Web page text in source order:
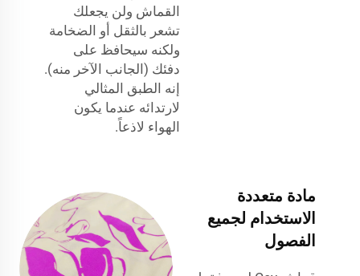
القماش ولن يجعلك
تشعر بالثقل أو الضخامة
ولكنه سيحافظ على
دفئك (الجانب الآخر منه).
إنه الطبق المثالي
لارتدائه عندما يكون
الهواء لاذعاً.
مادة متعددة
الاستخدام لجميع
الفصول